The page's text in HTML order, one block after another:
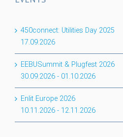
450connect: Utilities Day 2025
17.09.2026
EEBUSummit & Plugfest 2026
30.09.2026 - 01.10.2026
Enlit Europe 2026
10.11.2026 - 12.11.2026